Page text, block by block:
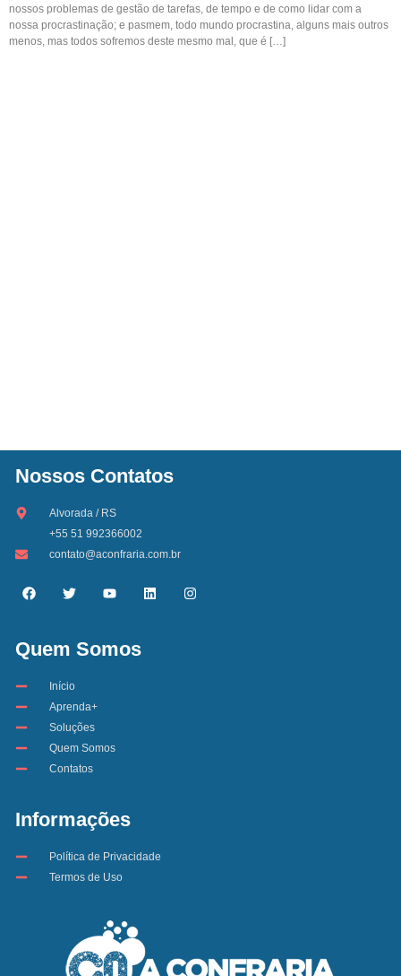
nossos problemas de gestão de tarefas, de tempo e de como lidar com a
nossa procrastinação; e pasmem, todo mundo procrastina, alguns mais outros
menos, mas todos sofremos deste mesmo mal, que é […]
Nossos Contatos
Alvorada / RS
+55 51 992366002
contato@aconfraria.com.br
Quem Somos
Início
Aprenda+
Soluções
Quem Somos
Contatos
Informações
Política de Privacidade
Termos de Uso